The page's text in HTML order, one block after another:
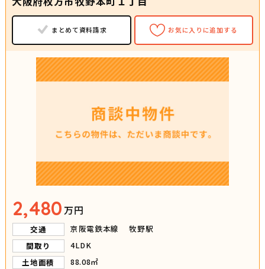
まとめて資料請求 お気に入りに追加する
2,480万円
交通
京阪電鉄本線 牧野駅
間取り
4LDK
土地面積
88.08㎡